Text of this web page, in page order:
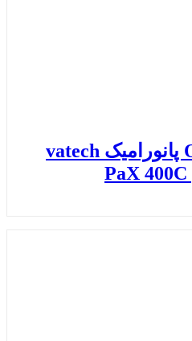
رادیوگرافی OPG پانورامیک vatech